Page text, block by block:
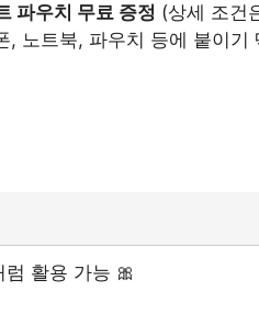
파우치 무료 증정 (상세 조건
, 노트북, 파우치 등에 붙이기
활용 가능 🎀